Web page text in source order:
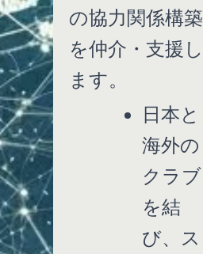
の協力関係構築
を仲介・支援し
ます。
日本と
海外の
クラブ
を結
び、ス